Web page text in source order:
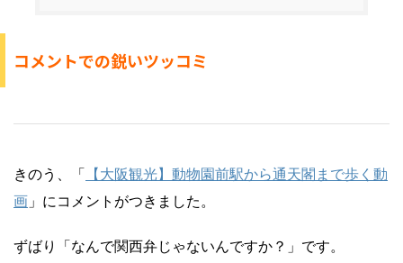
コメントでの鋭いツッコミ
きのう、「 【大阪観光】動物園前駅から通天閣まで歩く動
画 」にコメントがつきました。
ずばり「なんで関西弁じゃないんですか？」です。